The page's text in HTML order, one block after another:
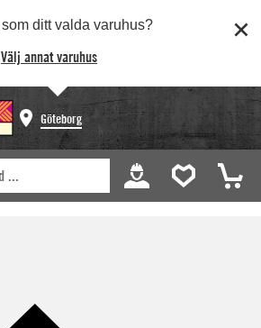
som ditt valda varuhus?
Välj annat varuhus
Göteborg